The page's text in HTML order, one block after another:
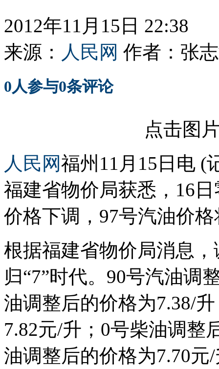
2012年11月15日 22:38
来源： 人民网 作者： 张
0人参与0条评论
点击图
人民网福州11月15日电 (
福建省物价局获悉，16
价格下调，97号汽油价
根据福建省物价局消息
归“7”时代。90号汽油调
油调整后的价格为7.38/
7.82元/升；0号柴油调整
油调整后的价格为7.70元